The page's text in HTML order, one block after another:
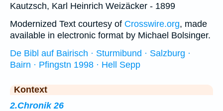
Kautzsch, Karl Heinrich Weizäcker - 1899
Modernized Text courtesy of Crosswire.org, made
available in electronic format by Michael Bolsinger.
De Bibl auf Bairisch · Sturmibund · Salzburg ·
Bairn · Pfingstn 1998 · Hell Sepp
Kontext
2.Chronik 26